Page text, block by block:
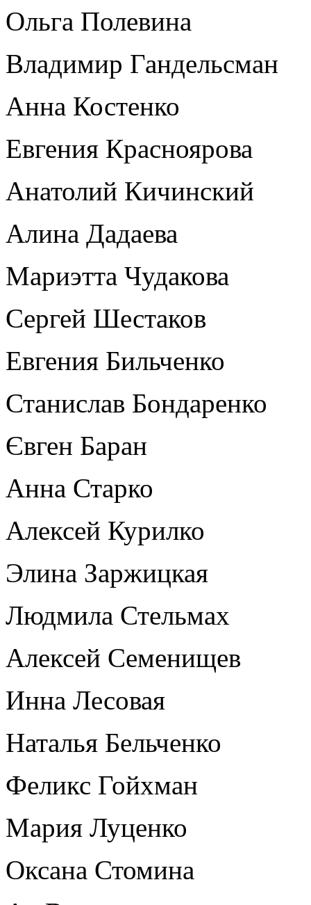
Ольга Полевина
Владимир Гандельсман
Анна Костенко
Евгения Красноярова
Анатолий Кичинский
Алина Дадаева
Мариэтта Чудакова
Сергей Шестаков
Евгения Бильченко
Станислав Бондаренко
Євген Баран
Анна Старко
Алексей Курилко
Элина Заржицкая
Людмила Стельмах
Алексей Семенищев
Инна Лесовая
Наталья Бельченко
Феликс Гойхман
Мария Луценко
Оксана Стомина